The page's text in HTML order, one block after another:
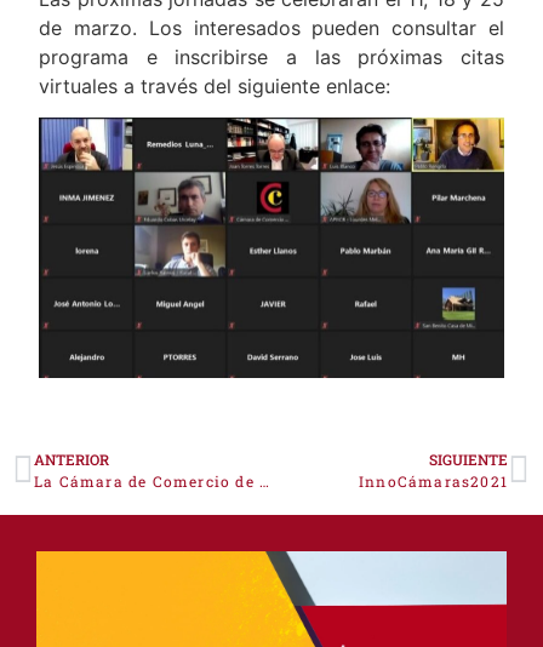
Las próximas jornadas se celebrarán el 11, 18 y 25
de marzo. Los interesados pueden consultar el
programa e inscribirse a las próximas citas
virtuales a través del siguiente enlace: